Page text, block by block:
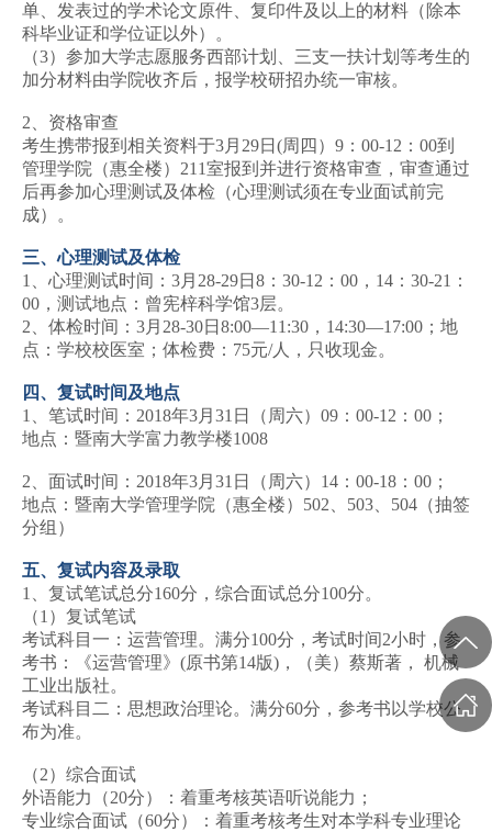
单、发表过的学术论文原件、复印件及以上的材料（除本
科毕业证和学位证以外）。
（3）参加大学志愿服务西部计划、三支一扶计划等考生的
加分材料由学院收齐后，报学校研招办统一审核。
2、资格审查
考生携带报到相关资料于3月29日(周四）9：00-12：00到
管理学院（惠全楼）211室报到并进行资格审查，审查通过
后再参加心理测试及体检（心理测试须在专业面试前完
成）。
三、心理测试及体检
1、心理测试时间：3月28-29日8：30-12：00，14：30-21：
00，测试地点：曾宪梓科学馆3层。
2、体检时间：3月28-30日8:00—11:30，14:30—17:00；地
点：学校校医室；体检费：75元/人，只收现金。
四、复试时间及地点
1、笔试时间：2018年3月31日（周六）09：00-12：00；
地点：暨南大学富力教学楼1008
2、面试时间：2018年3月31日（周六）14：00-18：00；
地点：暨南大学管理学院（惠全楼）502、503、504（抽签
分组）
五、复试内容及录取
1、复试笔试总分160分，综合面试总分100分。
（1）复试笔试
考试科目一：运营管理。满分100分，考试时间2小时，参
考书：《运营管理》(原书第14版)，（美）蔡斯著， 机械
工业出版社。
考试科目二：思想政治理论。满分60分，参考书以学校公
布为准。
（2）综合面试
外语能力（20分）：着重考核英语听说能力；
专业综合面试（60分）：着重考核考生对本学科专业理论